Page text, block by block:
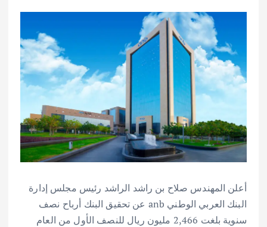
أعلن المهندس صلاح بن راشد الراشد رئيس مجلس إدارة
البنك العربي الوطني anb عن تحقيق البنك أرباح نصف
سنوية بلغت 2,466 مليون ريال للنصف الأول من العام